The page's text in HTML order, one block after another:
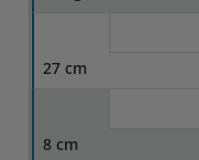
27 cm
8 cm